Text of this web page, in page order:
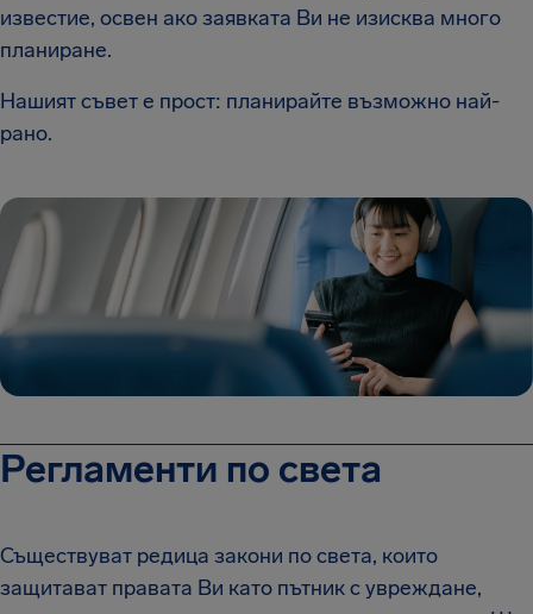
известие, освен ако заявката Ви не изисква много
планиране.
Нашият съвет е прост: планирайте възможно най-
рано.
Регламенти по света
Съществуват редица закони по света, които
защитават правата Ви като пътник с увреждане,